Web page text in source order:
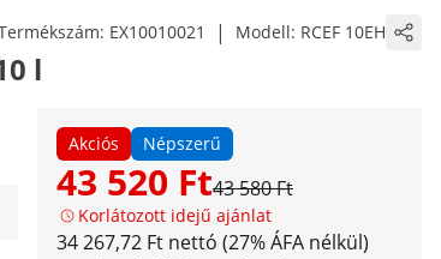
EX10010021 | Modell: RCEF 10EH
l
Akciós Népszerű
43 520 Ft43 580 Ft
Korlátozott idejű ajánlat
34 267,72 Ft nettó (27% ÁFA nélkül)